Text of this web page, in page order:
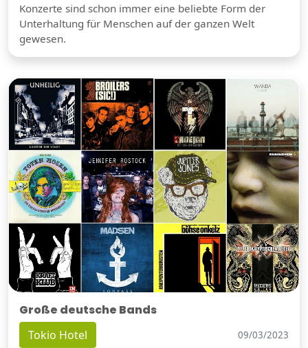
Konzerte sind schon immer eine beliebte Form der
Unterhaltung für Menschen auf der ganzen Welt
gewesen.
Große deutsche Bands
Tokio Hotel 09/03/2023